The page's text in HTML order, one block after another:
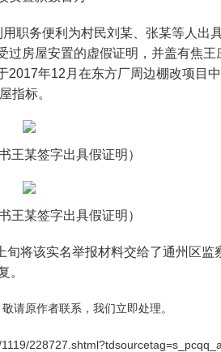
职务便利为村民刘某、张某等人出
过房屋安置的虚假证明，并盖有焦王
年12月在东方厂周边棚改项目
指标。
王某签字出具假证明）
王某签字出具假证明）
将该实名举报材料交给了通州区监
。
请原作者联系，我们立即处理。